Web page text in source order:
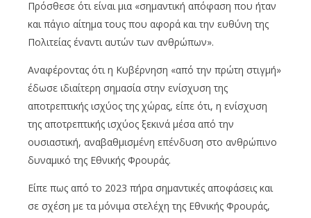
Πρόσθεσε ότι είναι μια «σημαντική απόφαση που ήταν
και πάγιο αίτημα τους που αφορά και την ευθύνη της
Πολιτείας έναντι αυτών των ανθρώπων».
Αναφέροντας ότι η Κυβέρνηση «από την πρώτη στιγμή»
έδωσε ιδιαίτερη σημασία στην ενίσχυση της
αποτρεπτικής ισχύος της χώρας, είπε ότι, η ενίσχυση
της αποτρεπτικής ισχύος ξεκινά μέσα από την
ουσιαστική, αναβαθμισμένη επένδυση στο ανθρώπινο
δυναμικό της Εθνικής Φρουράς.
Είπε πως από το 2023 πήρα σημαντικές αποφάσεις και
σε σχέση με τα μόνιμα στελέχη της Εθνικής Φρουράς,